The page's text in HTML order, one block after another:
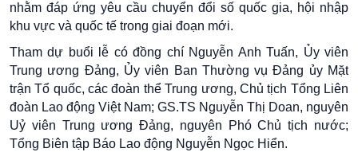
nhằm đáp ứng yêu cầu chuyển đổi số quốc gia, hội nhập
khu vực và quốc tế trong giai đoạn mới.
Tham dự buổi lễ có đồng chí Nguyễn Anh Tuấn, Ủy viên
Trung ương Đảng, Ủy viên Ban Thường vụ Đảng ủy Mặt
trận Tổ quốc, các đoàn thể Trung ương, Chủ tịch Tổng Liên
đoàn Lao động Việt Nam; GS.TS Nguyễn Thị Doan, nguyên
Uỷ viên Trung ương Đảng, nguyên Phó Chủ tịch nước;
Tổng Biên tập Báo Lao động Nguyễn Ngọc Hiển.